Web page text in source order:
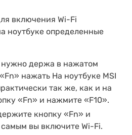
включения Wi-Fi
ноутбуке определенные
нужно держа в нажатом
нажать На ноутбуке MSI
так же, как и на
«Fn» и нажмите «F10».
кнопку «Fn» и
вы включите Wi-Fi.